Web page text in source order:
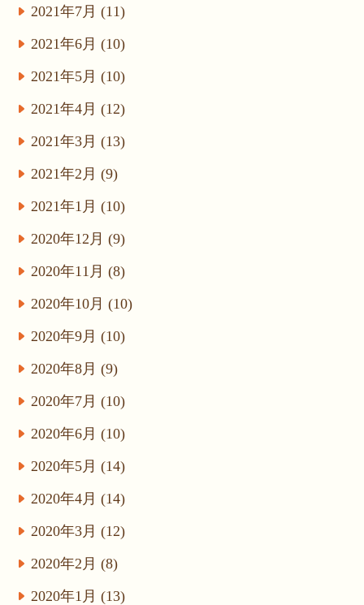
2021年7月 (11)
2021年6月 (10)
2021年5月 (10)
2021年4月 (12)
2021年3月 (13)
2021年2月 (9)
2021年1月 (10)
2020年12月 (9)
2020年11月 (8)
2020年10月 (10)
2020年9月 (10)
2020年8月 (9)
2020年7月 (10)
2020年6月 (10)
2020年5月 (14)
2020年4月 (14)
2020年3月 (12)
2020年2月 (8)
2020年1月 (13)